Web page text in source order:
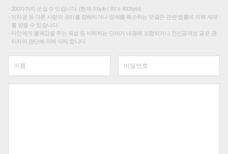
200자까지 쓰실 수 있습니다. (현재 0 byte / 최대 400byte)
저작권 등 다른 사람의 권리를 침해하거나 명예를 훼손하는 댓글은 관련 법률에 의해 제재
를 받을 수 있습니다.
타인에게 불쾌감을 주는 욕설 등 비하하는 단어가 내용에 포함되거나 인신공격성 글은 관
리자의 판단에 의해 삭제 합니다.